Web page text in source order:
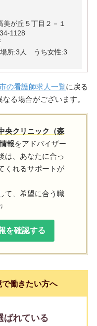
美が丘５丁目２－１
1128
所:3人 うち女性:3
の看護師求人一覧に戻る
る場合がございます。
央クリニック（森
報をアドバイザー
は、あなたに合っ
くれるサポートが
て、希望に合う職
を確認する
働きたい方へ
ばれている